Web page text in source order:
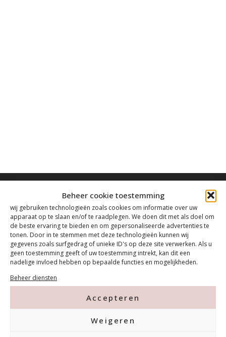
Beheer cookie toestemming
wij gebruiken technologieën zoals cookies om informatie over uw
apparaat op te slaan en/of te raadplegen. We doen dit met als doel om
de beste ervaring te bieden en om gepersonaliseerde advertenties te
tonen. Door in te stemmen met deze technologieën kunnen wij
gegevens zoals surfgedrag of unieke ID's op deze site verwerken. Als u
geen toestemming geeft of uw toestemming intrekt, kan dit een
nadelige invloed hebben op bepaalde functies en mogelijkheden.
Beheer diensten
Accepteren
Weigeren
Contact
Tanthofdreef 7 2623 EW Delft
015-2120822